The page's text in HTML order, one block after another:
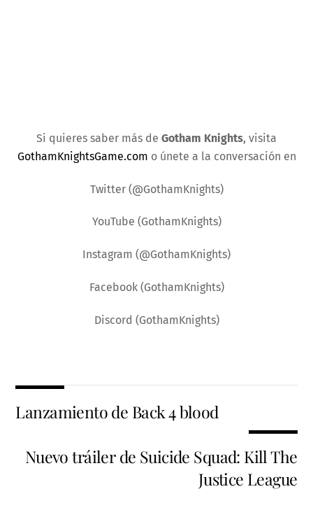
Si quieres saber más de Gotham Knights, visita
GothamKnightsGame.com o únete a la conversación en
Twitter (@GothamKnights)
YouTube (GothamKnights)
Instagram (@GothamKnights)
Facebook (GothamKnights)
Discord (GothamKnights)
Lanzamiento de Back 4 blood
Nuevo tráiler de Suicide Squad: Kill The
Justice League